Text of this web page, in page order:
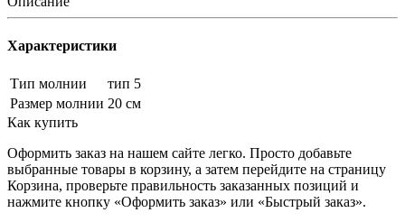
Характеристики
Тип молнии
тип 5
Размер молнии 20 см
Как купить
Оформить заказ на нашем сайте легко. Просто добавьте
выбранные товары в корзину, а затем перейдите на страницу
Корзина, проверьте правильность заказанных позиций и
нажмите кнопку «Оформить заказ» или «Быстрый заказ».